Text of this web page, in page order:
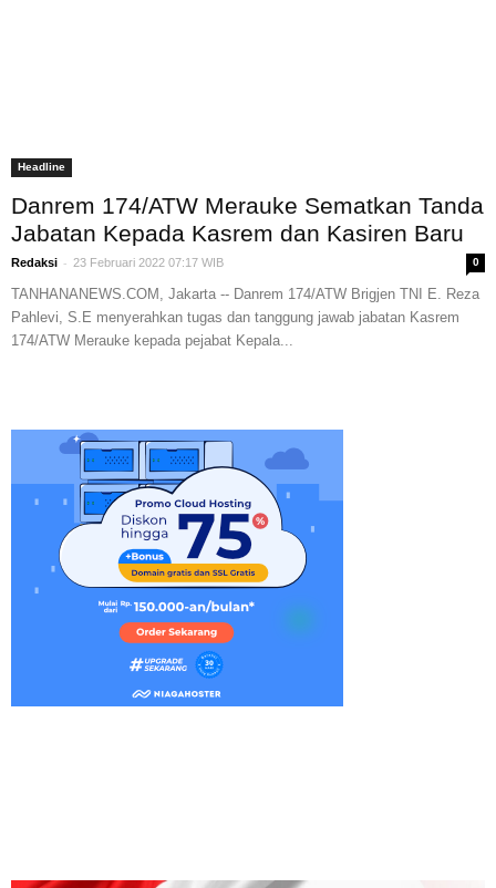
Headline
Danrem 174/ATW Merauke Sematkan Tanda
Jabatan Kepada Kasrem dan Kasiren Baru
Redaksi - 23 Februari 2022 07:17 WIB 0
TANHANANEWS.COM, Jakarta -- Danrem 174/ATW Brigjen TNI E. Reza
Pahlevi, S.E menyerahkan tugas dan tanggung jawab jabatan Kasrem
174/ATW Merauke kepada pejabat Kepala...